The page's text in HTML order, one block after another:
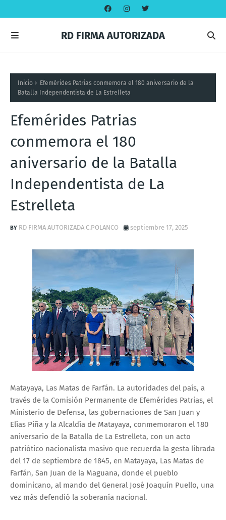
RD FIRMA AUTORIZADA
Inicio
Efemérides Patrias conmemora el 180 aniversario de la
Batalla Independentista de La Estrelleta
Efemérides Patrias
conmemora el 180
aniversario de la Batalla
Independentista de La
Estrelleta
RD FIRMA AUTORIZADA C.POLANCO septiembre 17, 2025
Matayaya, Las Matas de Farfán. La autoridades del país, a
través de la Comisión Permanente de Efemérides Patrias, el
Ministerio de Defensa, las gobernaciones de San Juan y
Elías Piña y la Alcaldía de Matayaya, conmemoraron el 180
aniversario de la Batalla de La Estrelleta, con un acto
patriótico nacionalista masivo que recuerda la gesta librada
del 17 de septiembre de 1845, en Matayaya, Las Matas de
Farfán, San Juan de la Maguana, donde el pueblo
dominicano, al mando del General José Joaquín Puello, una
vez más defendió la soberanía nacional.